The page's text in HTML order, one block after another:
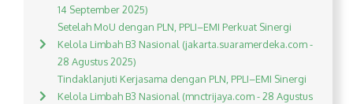
14 September 2025)
Setelah MoU dengan PLN, PPLI–EMI Perkuat Sinergi
Kelola Limbah B3 Nasional (jakarta.suaramerdeka.com -
28 Agustus 2025)
Tindaklanjuti Kerjasama dengan PLN, PPLI–EMI Sinergi
Kelola Limbah B3 Nasional (mnctrijaya.com - 28 Agustus